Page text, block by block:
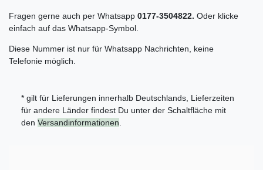
Fragen gerne auch per Whatsapp 0177-3504822. Oder klicke
einfach auf das Whatsapp-Symbol.
Diese Nummer ist nur für Whatsapp Nachrichten, keine
Telefonie möglich.
* gilt für Lieferungen innerhalb Deutschlands, Lieferzeiten
für andere Länder findest Du unter der Schaltfläche mit
den Versandinformationen